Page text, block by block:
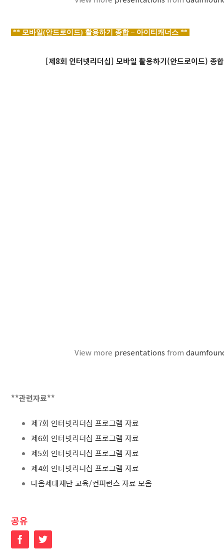
** 모바일(안드로이드) 활용하기 종합 – 아이티캐너스 **
[제8회 인터넷리더십] 모바일 활용하기(안드로이드) 종
View more presentations from
**관련자료**
제7회 인터넷리더십 프로그램 자료
제6회 인터넷리더십 프로그램 자료
제5회 인터넷리더십 프로그램 자료
제4회 인터넷리더십 프로그램 자료
다음세대재단 교육/컨퍼런스 자료 모음
공유
FacebookTwitter